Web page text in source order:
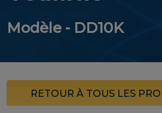
Modèle - DD10K
RETOUR À TOUS LES